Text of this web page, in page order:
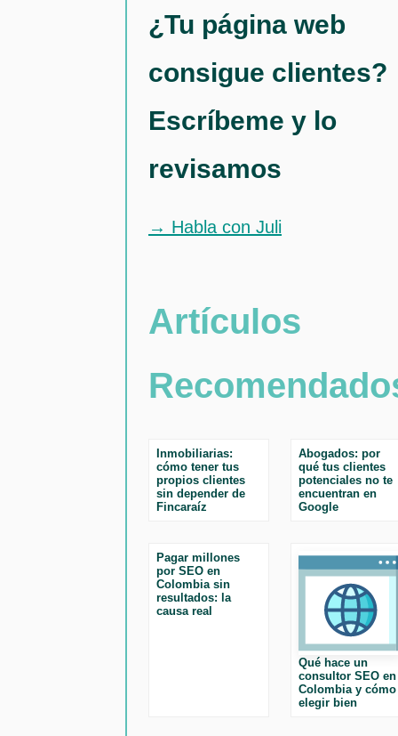
¿Tu página web
consigue clientes?
Escríbeme y lo
revisamos
→ Habla con Juli
Artículos
Inmobiliarias:
cómo tener tus
propios clientes
sin depender de
Fincaraíz
Abogados: por
qué tus clientes
potenciales no te
encuentran en
Google
Pagar millones
por SEO en
Colombia sin
resultados: la
causa real
Qué hace un
consultor SEO en
Colombia y cómo
elegir bien